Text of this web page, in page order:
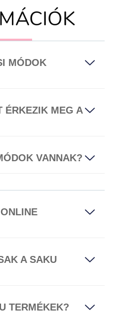
MÓDOK
ÉRKEZIK MEG A
VANNAK?
A SAKU
TERMÉKEK?